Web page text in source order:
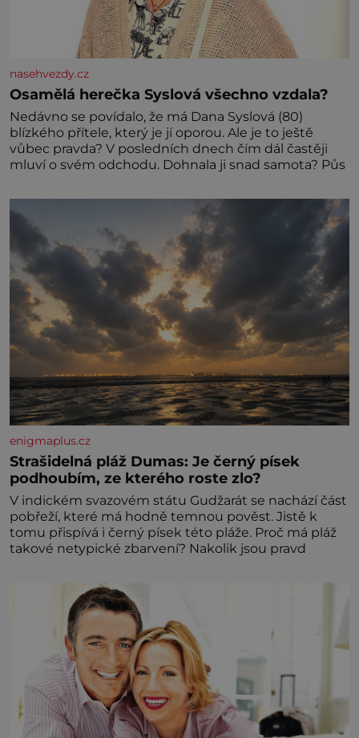
nasehvezdy.cz
Osamělá herečka Syslová všechno vzdala?
Nedávno se povídalo, že má Dana Syslová (80)
blízkého přítele, který je jí oporou. Ale je to ještě
vůbec pravda? V posledních dnech čím dál častěji
mluví o svém odchodu. Dohnala ji snad samota? Půs
enigmaplus.cz
Strašidelná pláž Dumas: Je černý písek
podhoubím, ze kterého roste zlo?
V indickém svazovém státu Gudžarát se nachází část
pobřeží, které má hodně temnou pověst. Jistě k
tomu přispívá i černý písek této pláže. Proč má pláž
takové netypické zbarvení? Nakolik jsou pravd